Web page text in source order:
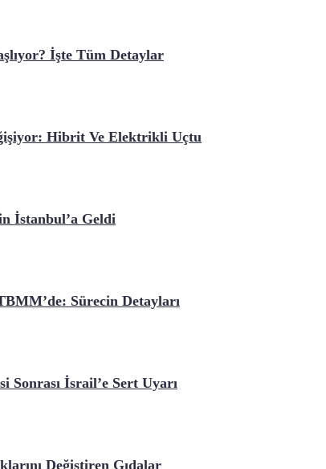
İşte Tüm Detaylar
Hibrit Ve Elektrikli Uçtu
İstanbul’a Geldi
Sürecin Detayları
Sonrası İsrail’e Sert Uyarı
Değiştiren Gıdalar